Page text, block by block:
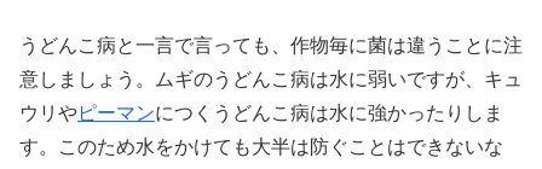
うどんこ病と一言で言っても、作物毎に菌は違うことに注
意しましょう。ムギのうどんこ病は水に弱いですが、キュ
ウリやピーマンにつくうどんこ病は水に強かったりしま
す。このため水をかけても大半は防ぐことはできないな